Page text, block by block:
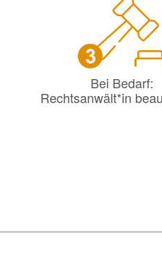
Bei Bedarf:
Rechtsanwält*in